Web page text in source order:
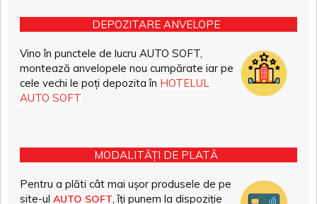
DEPOZITARE ANVELOPE
Vino în punctele de lucru AUTO SOFT,
montează anvelopele nou cumpărate iar pe
cele vechi le poți depozita în HOTELUL
AUTO SOFT
MODALITĂȚI DE PLATĂ
Pentru a plăti cât mai ușor produsele de pe
site-ul AUTO SOFT , îți punem la dispoziție